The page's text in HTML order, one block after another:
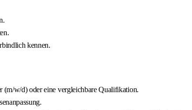
kennen.
(m/w/d) oder eine vergleichbare Qualifikation.